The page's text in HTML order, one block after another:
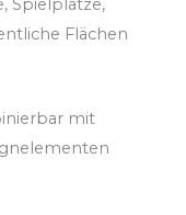
Spielplätze,
Flächen
mit